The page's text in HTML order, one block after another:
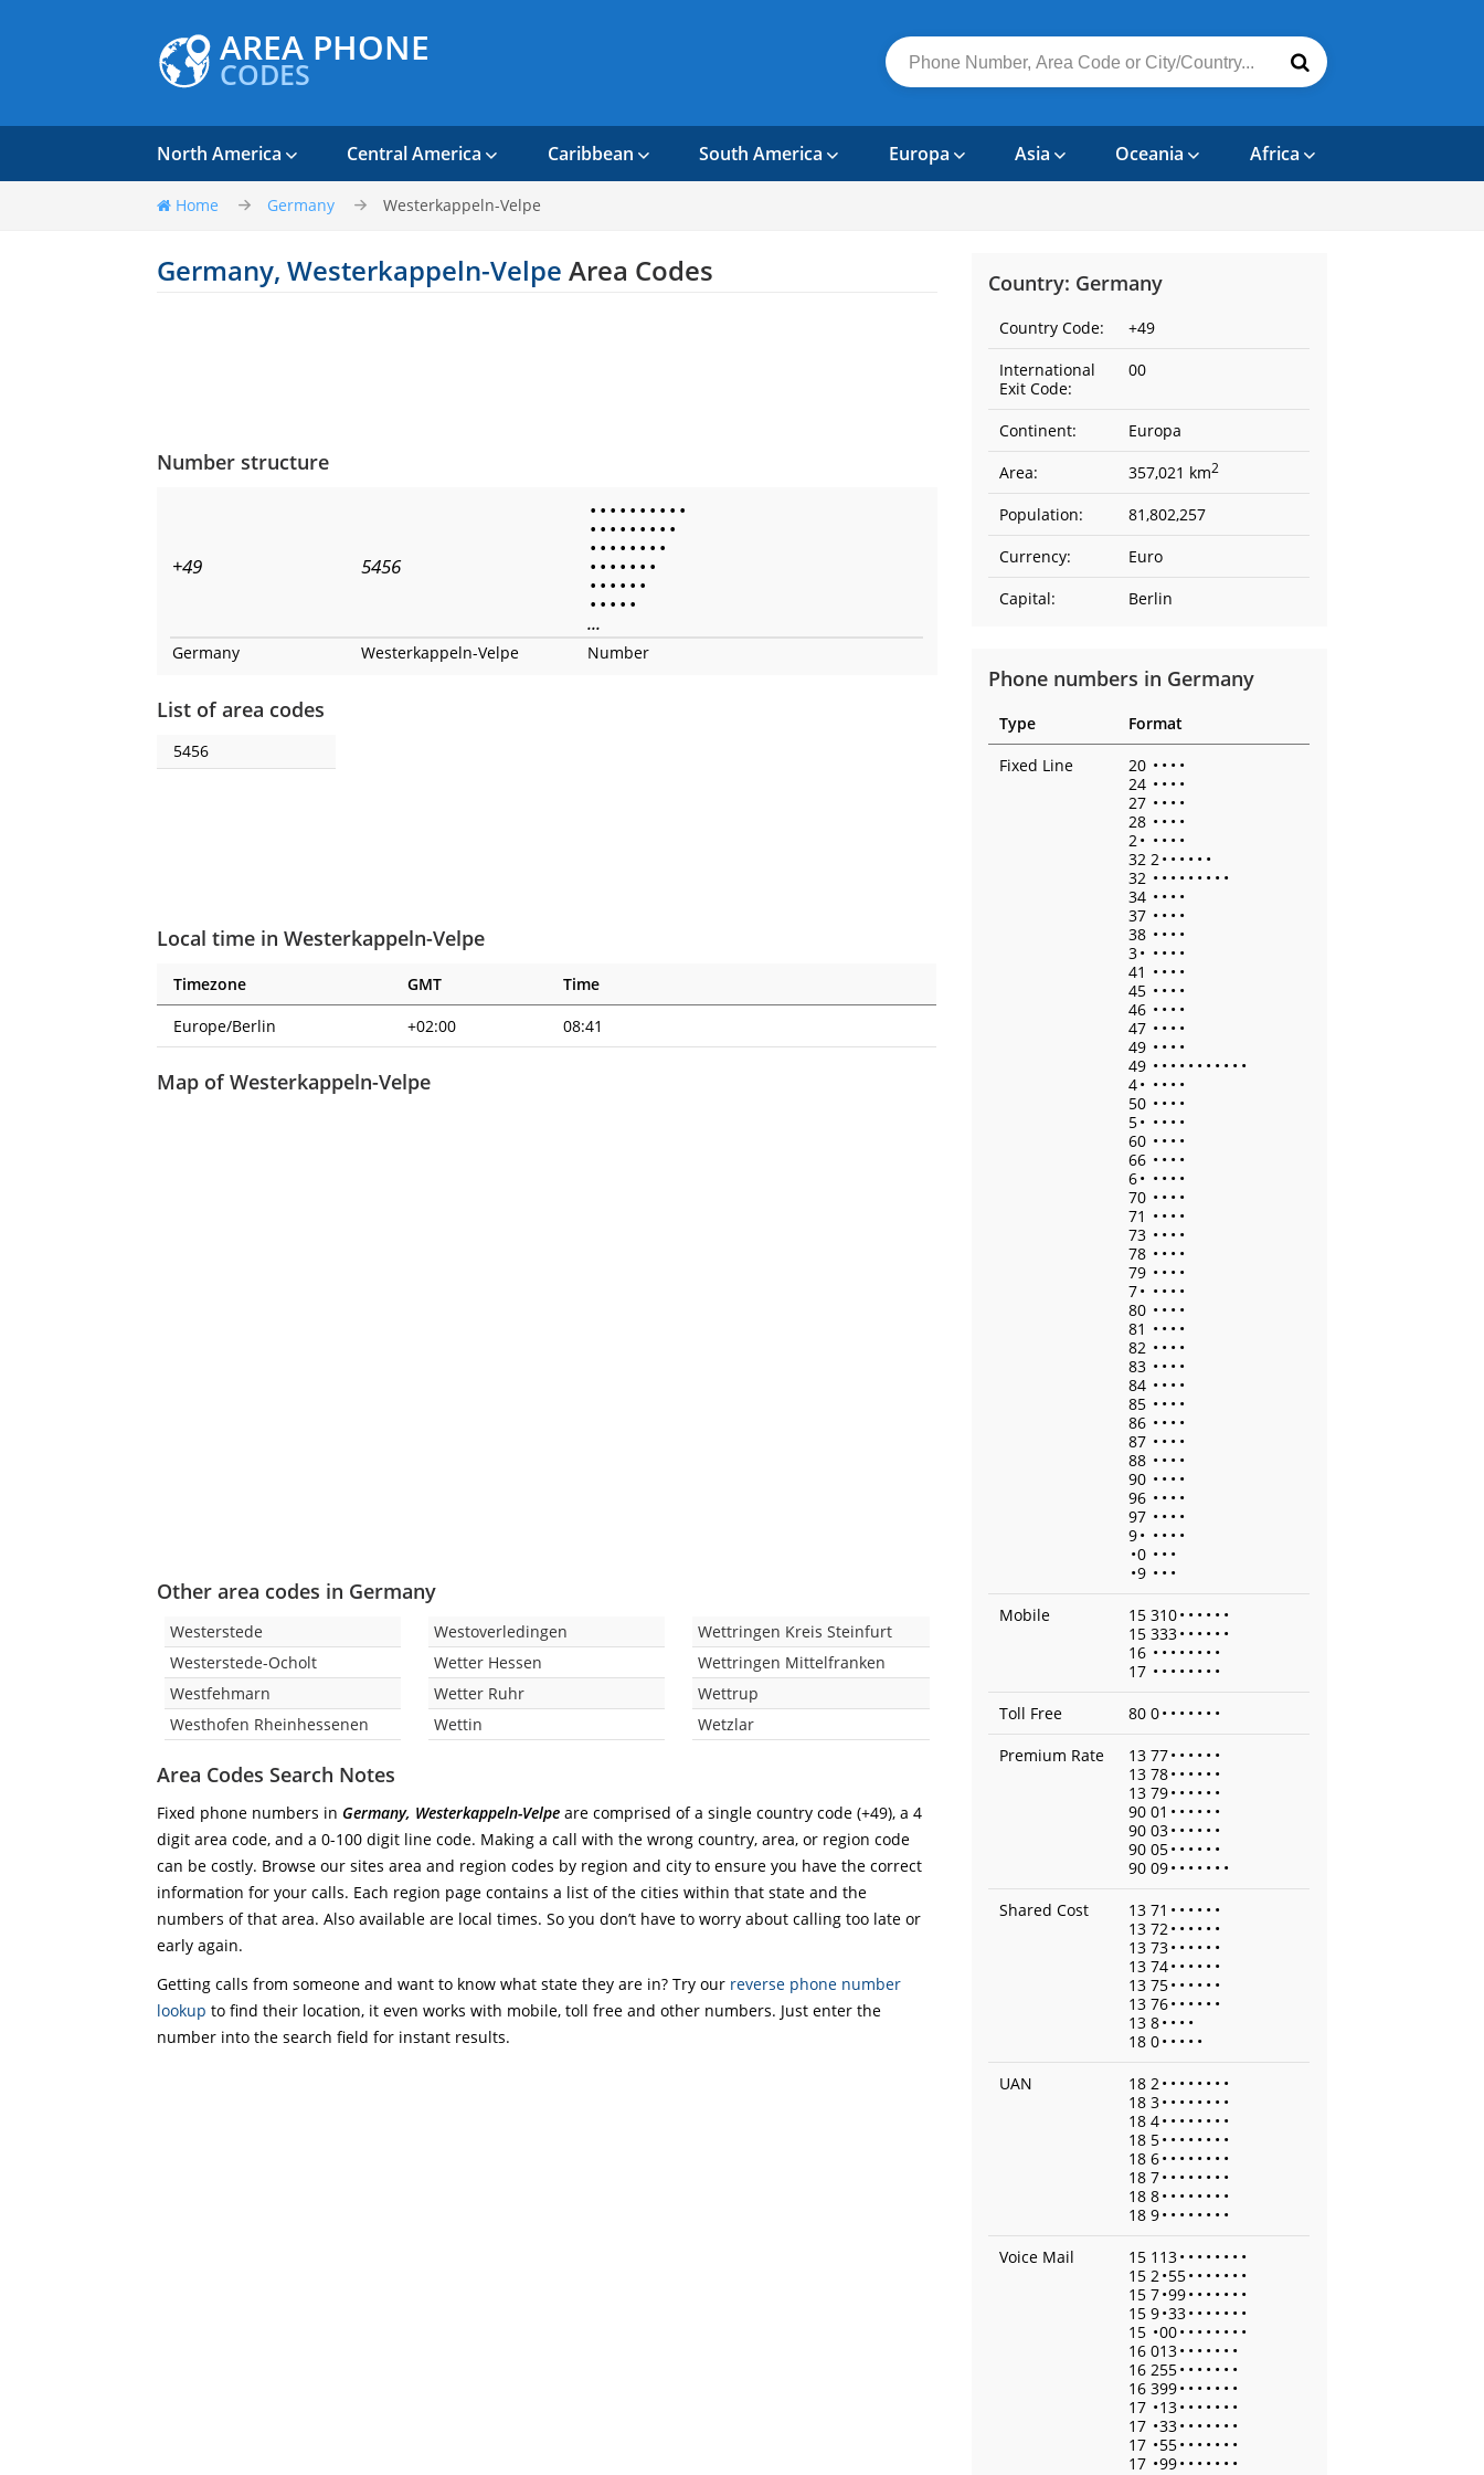
AREA PHONE
CODES
North America Central America Caribbean South America Europa Asia Oceania Africa
Home Germany Westerkappeln-Velpe
Germany, Westerkappeln-Velpe Area Codes
Number structure
+49 5456
• • • • • • • • • •
• • • • • • • • •
• • • • • • • •
• • • • • • •
• • • • • •
• • • • •
...
Germany Westerkappeln-Velpe Number
List of area codes
5456
Local time in Westerkappeln-Velpe
Timezone GMT
Time
Europe/Berlin
+02:00 08:41
Map of Westerkappeln-Velpe
Other area codes in Germany
Westerstede
Westerstede-Ocholt
Westfehmarn
Westhofen Rheinhessenen
Westoverledingen
Wetter Hessen
Wetter Ruhr
Wettin
Wettringen Kreis Steinfurt
Wettringen Mittelfranken
Wettrup
Wetzlar
Area Codes Search Notes
Fixed phone numbers in Germany, Westerkappeln-Velpe are comprised of a single country code (+49), a 4
digit area code, and a 0-100 digit line code. Making a call with the wrong country, area, or region code
can be costly. Browse our sites area and region codes by region and city to ensure you have the correct
information for your calls. Each region page contains a list of the cities within that state and the
numbers of that area. Also available are local times. So you don’t have to worry about calling too late or
early again.
Getting calls from someone and want to know what state they are in? Try our reverse phone number
lookup to find their location, it even works with mobile, toll free and other numbers. Just enter the
number into the search field for instant results.
Country: Germany
Country Code:
+49
International
Exit Code:
00
Continent:
Europa
Area:
357,021 km2
Population:
81,802,257
Currency:
Euro
Capital:
Berlin
Phone numbers in Germany
Type
Format
Fixed Line
20 • • • •
24 • • • •
27 • • • •
28 • • • •
2• • • • •
32 2• • • • • •
32 • • • • • • • • •
34 • • • •
37 • • • •
38 • • • •
3• • • • •
41 • • • •
45 • • • •
46 • • • •
47 • • • •
49 • • • •
49 • • • • • • • • • • •
4• • • • •
50 • • • •
5• • • • •
60 • • • •
66 • • • •
6• • • • •
70 • • • •
71 • • • •
73 • • • •
78 • • • •
79 • • • •
7• • • • •
80 • • • •
81 • • • •
82 • • • •
83 • • • •
84 • • • •
85 • • • •
86 • • • •
87 • • • •
88 • • • •
90 • • • •
96 • • • •
97 • • • •
9• • • • •
•0 • • •
•9 • • •
Mobile
15 310• • • • • •
15 333• • • • • •
16 • • • • • • • •
17 • • • • • • • •
Toll Free
80 0• • • • • • •
Premium Rate
13 77• • • • • •
13 78• • • • • •
13 79• • • • • •
90 01 • • • • • •
90 03• • • • • •
90 05• • • • • •
90 09• • • • • • •
Shared Cost
13 71 • • • • • •
13 72• • • • • •
13 73• • • • • •
13 74• • • • • •
13 75• • • • • •
13 76• • • • • •
13 8• • • •
18 0• • • • •
UAN
18 2• • • • • • • •
18 3• • • • • • • •
18 4• • • • • • • •
18 5• • • • • • • •
18 6• • • • • • • •
18 7• • • • • • • •
18 8• • • • • • • •
18 9• • • • • • • •
Voice Mail
15 113• • • • • • • •
15 2•55• • • • • • •
15 7•99• • • • • • •
15 9•33• • • • • • •
15 •00• • • • • • • •
16 013• • • • • • •
16 255• • • • • • •
16 399• • • • • • •
17 •13• • • • • • •
17 •33• • • • • • •
17 •55• • • • • • •
17 •99• • • • • • •